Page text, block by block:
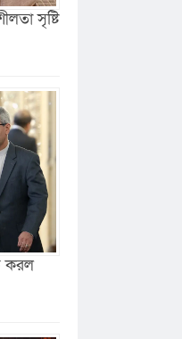
সৃষ্টি
করল